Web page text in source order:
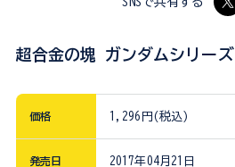
超合金の塊 ガンダムシリーズ
価格 1,296円(税込)
発売日 2017年04月21日